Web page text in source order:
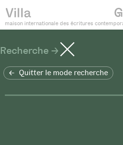
maison internationale des écritures
Recherche
Quitter le mode recherche